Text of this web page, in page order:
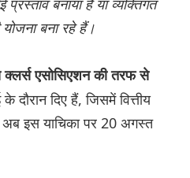
प्रस्ताव बनाया है या व्यक्तिगत
बना रहे हैं।
क्लर्स एसोसिएशन की तरफ से
दौरान दिए हैं, जिसमें वित्तीय
अब इस याचिका पर 20 अगस्त